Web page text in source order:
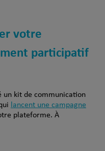
votre
participatif
un kit de communication
lancent une campagne
plateforme. À